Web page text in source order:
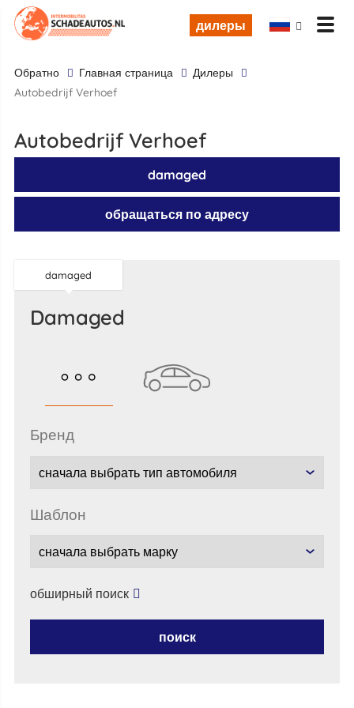
дилеры
обратно Главная страница
дилеры
Autobedrijf Verhoef
Autobedrijf Verhoef
damaged
обращаться по адресу
damaged
damaged
бренд
шаблон
обширный поиск
поиск